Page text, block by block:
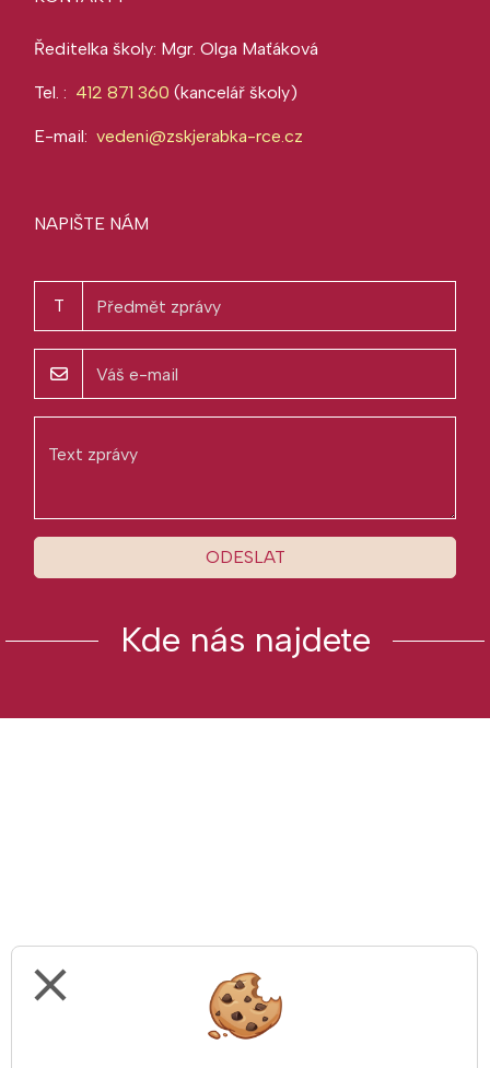
Ředitelka školy: Mgr. Olga Maťáková
Tel. : 412 871 360 (kancelář školy)
E-mail: vedeni@zskjerabka-rce.cz
NAPIŠTE NÁM
T
ODESLAT
Kde nás najdete
close